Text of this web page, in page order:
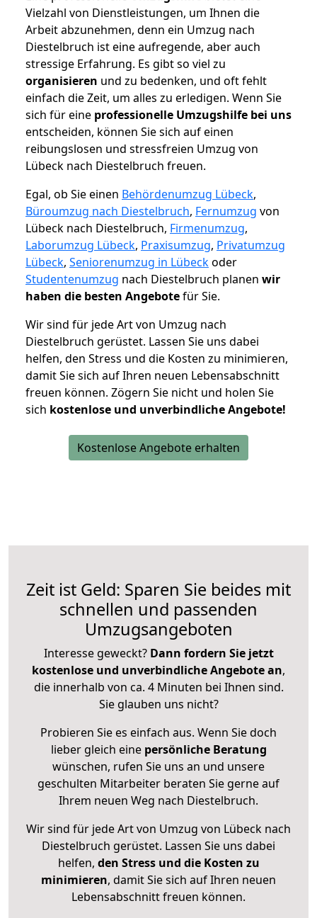
Vielzahl von Dienstleistungen, um Ihnen die
Arbeit abzunehmen, denn ein Umzug nach
Diestelbruch ist eine aufregende, aber auch
stressige Erfahrung. Es gibt so viel zu
organisieren und zu bedenken, und oft fehlt
einfach die Zeit, um alles zu erledigen. Wenn Sie
sich für eine professionelle Umzugshilfe bei uns
entscheiden, können Sie sich auf einen
reibungslosen und stressfreien Umzug von
Lübeck nach Diestelbruch freuen.
Egal, ob Sie einen Behördenumzug Lübeck,
Büroumzug nach Diestelbruch, Fernumzug von
Lübeck nach Diestelbruch, Firmenumzug,
Laborumzug Lübeck, Praxisumzug, Privatumzug
Lübeck, Seniorenumzug in Lübeckoder
Studentenumzug nach Diestelbruch planen wir
haben die besten Angebotefür Sie.
Wir sind für jede Art von Umzug nach
Diestelbruch gerüstet. Lassen Sie uns dabei
helfen, den Stress und die Kosten zu minimieren,
damit Sie sich auf Ihren neuen Lebensabschnitt
freuen können. Zögern Sie nicht und holen Sie
sich kostenlose und unverbindliche Angebote!
Kostenlose Angebote erhalten
Zeit ist Geld: Sparen Sie beides mit
schnellen und passenden
Umzugsangeboten
Interesse geweckt? Dann fordern Sie jetzt
kostenlose und unverbindliche Angebote an,
die innerhalb von ca. 4 Minuten bei Ihnen sind.
Sie glauben uns nicht?
Probieren Sie es einfach aus. Wenn Sie doch
lieber gleich eine persönliche Beratung
wünschen, rufen Sie uns an und unsere
geschulten Mitarbeiter beraten Sie gerne auf
Ihrem neuen Weg nach Diestelbruch.
Wir sind für jede Art von Umzug von Lübeck nach
Diestelbruch gerüstet. Lassen Sie uns dabei
helfen, den Stress und die Kosten zu
minimieren, damit Sie sich auf Ihren neuen
Lebensabschnitt freuen können.